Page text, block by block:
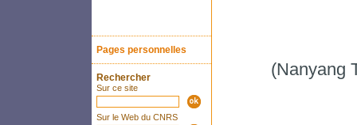
Pages personnelles
Rechercher
Sur ce site
Sur le Web du CNRS
(Nanyang